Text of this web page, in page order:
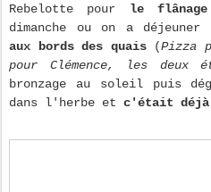
Rebelotte pour le flânage
dimanche ou on a déjeuner
aux bords des quais(Pizza
pour Clémence, les deux
bronzage au soleil puis
dans l'herbe et c'était déjà